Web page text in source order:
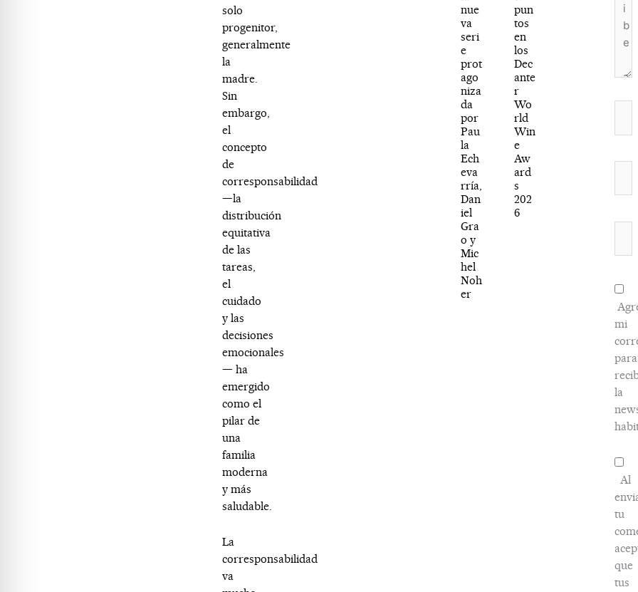
solo
progenitor,
generalmente
la
madre.
Sin
embargo,
el
concepto
de
corresponsabilidad
—la
distribución
equitativa
de las
tareas,
el
cuidado
y las
decisiones
emocionales
— ha
emergido
como el
pilar de
una
familia
moderna
y más
saludable.
La
corresponsabilidad
va
nue
va
seri
e
prot
ago
niza
da
por
Pau
la
Ech
eva
rría,
Dan
iel
Gra
o y
Mic
hel
Noh
er
pun
tos
en
los
Dec
ante
r
Wo
rld
Win
e
Aw
ard
s
202
6
mi
para
la
Al
tu
que
tus